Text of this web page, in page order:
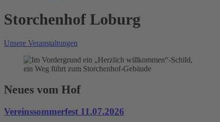
Storchenhof Loburg
Unsere Veranstaltungen
Neues vom Hof
Vereinssommerfest 11.07.2026